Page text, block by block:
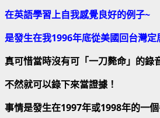
在英語學習上自我感覺良好的例子~
是發生在我1996年底從美國回台灣定
真可惜當時沒有可「一刀斃命」的錄
不然就可以錄下來當證據！
事情是發生在1997年或1998年的一